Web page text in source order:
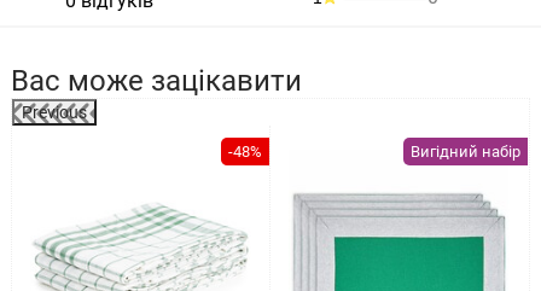
Вас може зацікавити
Previous
-48% Вигідний набір